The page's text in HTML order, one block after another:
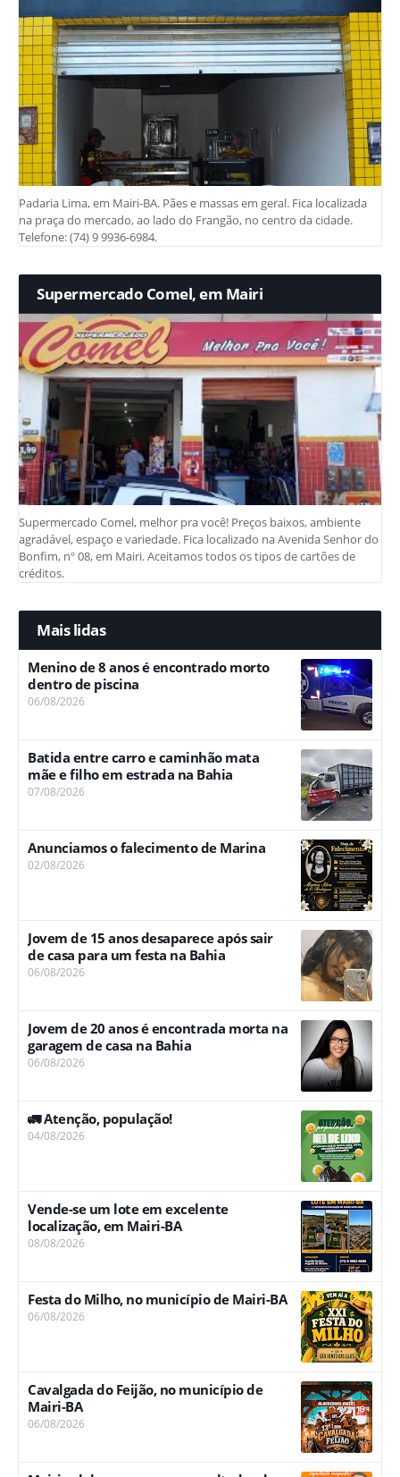
Padaria Lima, em Mairi-BA. Pães e massas em geral. Fica localizada
na praça do mercado, ao lado do Frangão, no centro da cidade.
Telefone: (74) 9 9936-6984.
Supermercado Comel, em Mairi
Supermercado Comel, melhor pra você! Preços baixos, ambiente
agradável, espaço e variedade. Fica localizado na Avenida Senhor do
Bonfim, nº 08, em Mairi. Aceitamos todos os tipos de cartões de
créditos.
Mais lidas
Menino de 8 anos é encontrado morto
dentro de piscina
06/08/2026
Batida entre carro e caminhão mata
mãe e filho em estrada na Bahia
07/08/2026
Anunciamos o falecimento de Marina
02/08/2026
Jovem de 15 anos desaparece após sair
de casa para um festa na Bahia
06/08/2026
Jovem de 20 anos é encontrada morta na
garagem de casa na Bahia
06/08/2026
🚛 Atenção, população!
04/08/2026
Vende-se um lote em excelente
localização, em Mairi-BA
08/08/2026
Festa do Milho, no município de Mairi-BA
06/08/2026
Cavalgada do Feijão, no município de
Mairi-BA
06/08/2026